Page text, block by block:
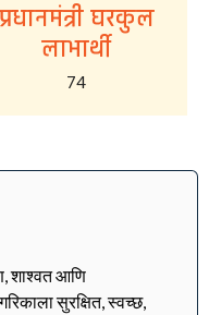
घरकुल
लाभार्थी
74
शाश्वत आणि
सुरक्षित, स्वच्छ,